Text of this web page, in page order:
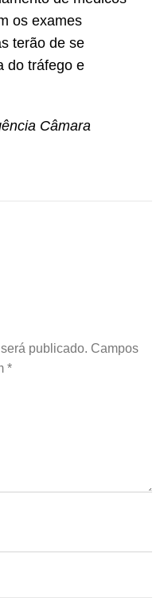
os exames
terão de se
do tráfego e
Câmara
publicado. Campos
*